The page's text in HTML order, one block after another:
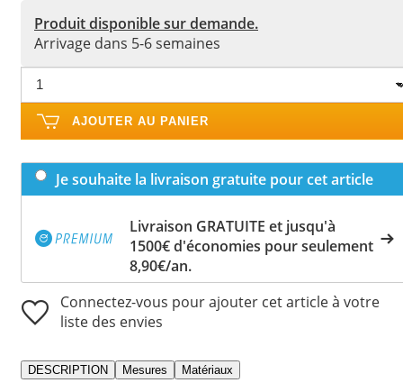
Produit disponible sur demande.
Arrivage dans 5-6 semaines
AJOUTER AU PANIER
Je souhaite la livraison gratuite pour cet article
Livraison GRATUITE et jusqu'à
1500€ d'économies pour seulement
8,90€/an.
Connectez-vous pour ajouter cet article à votre
liste des envies
DESCRIPTION Mesures Matériaux